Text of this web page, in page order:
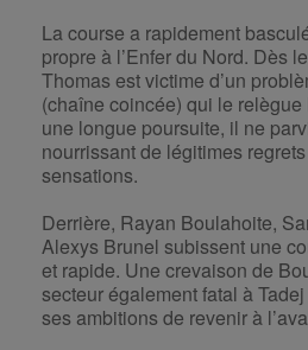
La course a rapidement
propre à l’Enfer du Nord. Dès
Thomas est victime d’un
(chaîne coincée) qui le relègue
une longue poursuite, il ne
nourrissant de légitimes
sensations.
Derrière, Rayan Boulahoite,
Alexys Brunel subissent une
et rapide. Une crevaison de
secteur également fatal à
ses ambitions de revenir à